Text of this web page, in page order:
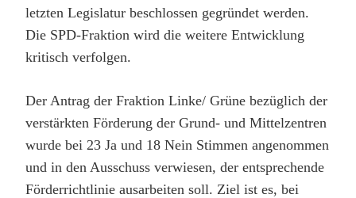
letzten Legislatur beschlossen gegründet werden.
Die SPD-Fraktion wird die weitere Entwicklung
kritisch verfolgen.
Der Antrag der Fraktion Linke/ Grüne bezüglich der
verstärkten Förderung der Grund- und Mittelzentren
wurde bei 23 Ja und 18 Nein Stimmen angenommen
und in den Ausschuss verwiesen, der entsprechende
Förderrichtlinie ausarbeiten soll. Ziel ist es, bei